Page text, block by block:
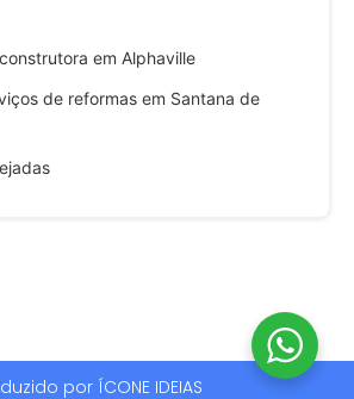
em Alphaville
de reformas em Santana de
por ÍCONE IDEIAS